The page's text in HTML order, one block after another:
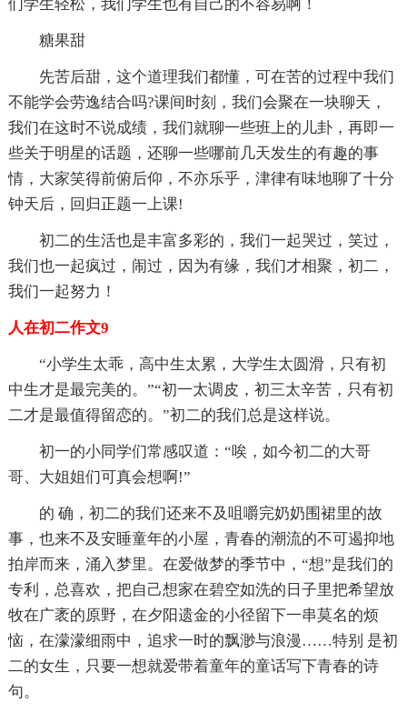
们学生轻松，我们学生也有自己的不容易啊！
糖果甜
先苦后甜，这个道理我们都懂，可在苦的过程中我们
不能学会劳逸结合吗?课间时刻，我们会聚在一块聊天，
我们在这时不说成绩，我们就聊一些班上的儿卦，再即一
些关于明星的话题，还聊一些哪前几天发生的有趣的事
情，大家笑得前俯后仰，不亦乐乎，津律有味地聊了十分
钟天后，回归正题一上课!
初二的生活也是丰富多彩的，我们一起哭过，笑过，
我们也一起疯过，闹过，因为有缘，我们才相聚，初二，
我们一起努力！
人在初二作文9
“小学生太乖，高中生太累，大学生太圆滑，只有初
中生才是最完美的。”“初一太调皮，初三太辛苦，只有初
二才是最值得留恋的。”初二的我们总是这样说。
初一的小同学们常感叹道：“唉，如今初二的大哥
哥、大姐姐们可真会想啊!”
的 确，初二的我们还来不及咀嚼完奶奶围裙里的故
事，也来不及安睡童年的小屋，青春的潮流的不可遏抑地
拍岸而来，涌入梦里。在爱做梦的季节中，“想”是我们的
专利，总喜欢，把自己想家在碧空如洗的日子里把希望放
牧在广袤的原野，在夕阳遗金的小径留下一串莫名的烦
恼，在濛濛细雨中，追求一时的飘渺与浪漫……特别 是初
二的女生，只要一想就爱带着童年的童话写下青春的诗
句。